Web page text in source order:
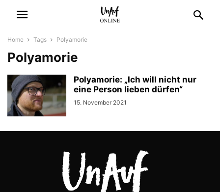
Home Tags Polyamorie
Polyamorie
Polyamorie: „Ich will nicht nur
eine Person lieben dürfen“
15. November 2021